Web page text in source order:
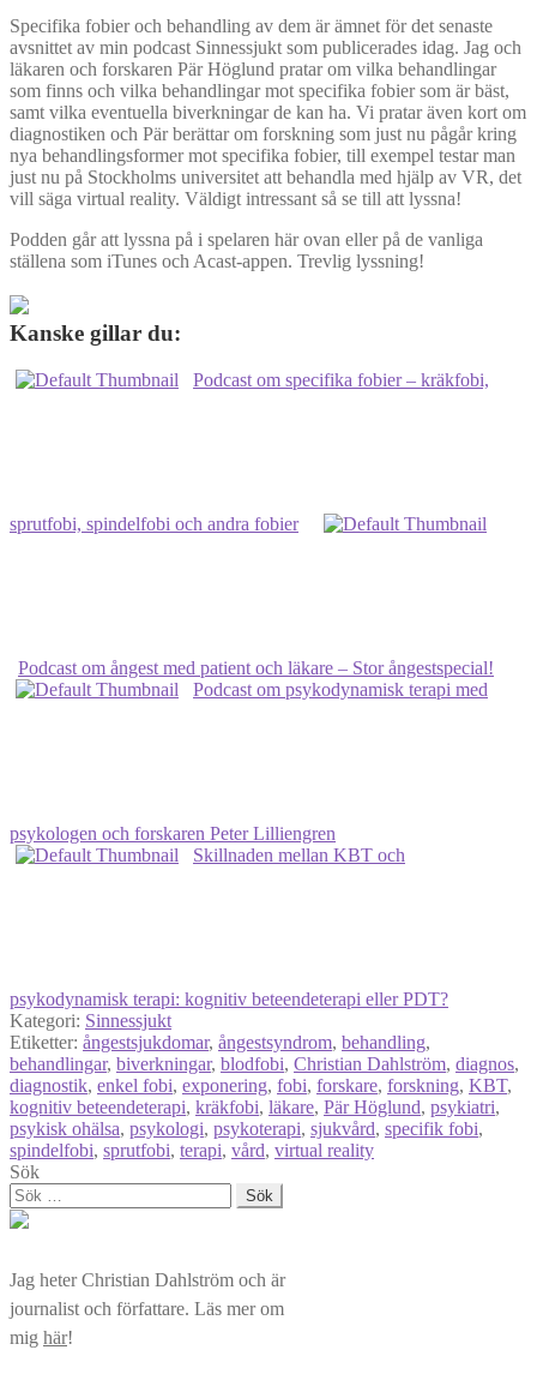
Specifika fobier och behandling av dem är ämnet för det senaste
avsnittet av min podcast Sinnessjukt som publicerades idag. Jag och
läkaren och forskaren Pär Höglund pratar om vilka behandlingar
som finns och vilka behandlingar mot specifika fobier som är bäst,
samt vilka eventuella biverkningar de kan ha. Vi pratar även kort om
diagnostiken och Pär berättar om forskning som just nu pågår kring
nya behandlingsformer mot specifika fobier, till exempel testar man
just nu på Stockholms universitet att behandla med hjälp av VR, det
vill säga virtual reality. Väldigt intressant så se till att lyssna!
Podden går att lyssna på i spelaren här ovan eller på de vanliga
ställena som iTunes och Acast-appen. Trevlig lyssning!
Kanske gillar du:
Podcast om specifika fobier – kräkfobi,
sprutfobi, spindelfobi och andra fobier
Podcast om ångest med patient och läkare – Stor ångestspecial!
Podcast om psykodynamisk terapi med
psykologen och forskaren Peter Lilliengren
Skillnaden mellan KBT och
psykodynamisk terapi: kognitiv beteendeterapi eller PDT?
Kategori: Sinnessjukt
Etiketter: ångestsjukdomar, ångestsyndrom, behandling,
behandlingar, biverkningar, blodfobi, Christian Dahlström, diagnos,
diagnostik, enkel fobi, exponering, fobi, forskare, forskning, KBT,
kognitiv beteendeterapi, kräkfobi, läkare, Pär Höglund, psykiatri,
psykisk ohälsa, psykologi, psykoterapi, sjukvård, specifik fobi,
spindelfobi, sprutfobi, terapi, vård, virtual reality
Sök
Sök
efter:
Jag heter Christian Dahlström och är
journalist och författare. Läs mer om
mig här!